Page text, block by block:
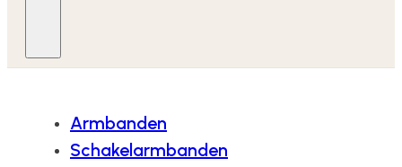
Armbanden
Schakelarmbanden